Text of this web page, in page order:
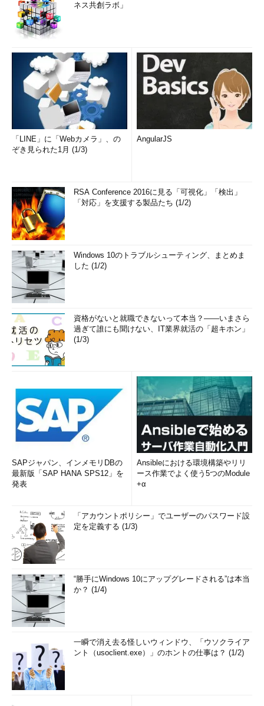
ネス共創ラボ」
「LINE」に「Webカメラ」、の
ぞき見られた1月 (1/3)
AngularJS
RSA Conference 2016に見る「可視化」「検出」
「対応」を支援する製品たち (1/2)
Windows 10のトラブルシューティング、まとめま
した (1/2)
資格がないと就職できないって本当？――いまさら
過ぎて誰にも聞けない、IT業界就活の「超キホン」
(1/3)
SAPジャパン、インメモリDBの
最新版「SAP HANA SPS12」を
発表
Ansibleにおける環境構築やリリ
ース作業でよく使う5つのModule
+α
「アカウントポリシー」でユーザーのパスワード設
定を定義する (1/3)
“勝手にWindows 10にアップグレードされる”は本当
か？ (1/4)
一瞬で消え去る怪しいウィンドウ、「ウソクライア
ント（usoclient.exe）」のホントの仕事は？ (1/2)